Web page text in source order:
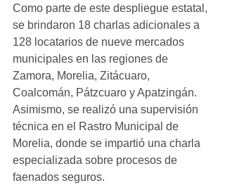
Como parte de este despliegue estatal,
se brindaron 18 charlas adicionales a
128 locatarios de nueve mercados
municipales en las regiones de
Zamora, Morelia, Zitácuaro,
Coalcomán, Pátzcuaro y Apatzingán.
Asimismo, se realizó una supervisión
técnica en el Rastro Municipal de
Morelia, donde se impartió una charla
especializada sobre procesos de
faenados seguros.